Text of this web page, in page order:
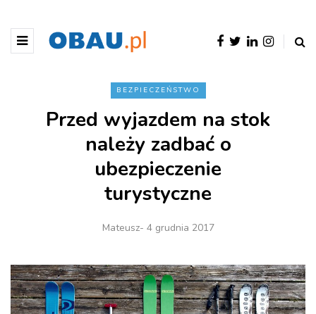
BEZPIECZEŃSTWO
Przed wyjazdem na stok
należy zadbać o
ubezpieczenie
turystyczne
Mateusz- 4 grudnia 2017